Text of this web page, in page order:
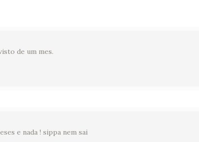
de um mes.
e nada ! sippa nem sai